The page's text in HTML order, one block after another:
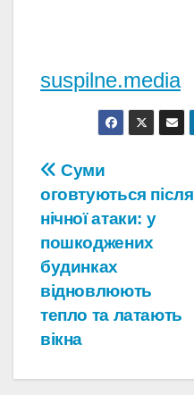
suspilne.media
Навігація
записів
Суми
оговтуються після
нічної атаки: у
пошкоджених
будинках
відновлюють
тепло та латають
вікна